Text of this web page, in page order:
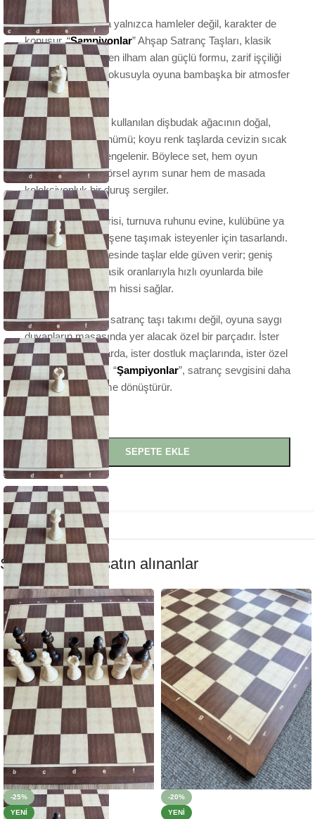
Satranç tahtasında yalnızca hamleler değil, karakter de
konuşur. “Şampiyonlar” Ahşap Satranç Taşları, klasik
Staunton çizgisinden ilham alan güçlü formu, zarif işçiliği
ve seçkin ahşap dokusuyla oyuna bambaşka bir atmosfer
kazandırır.
Açık renk taşlarda kullanılan dişbudak ağacının doğal,
sade ve zarif görünümü; koyu renk taşlarda cevizin sıcak
ve tok tonlarıyla dengelenir. Böylece set, hem oyun
sırasında net bir görsel ayrım sunar hem de masada
koleksiyonluk bir duruş sergiler.
“Şampiyonlar” serisi, turnuva ruhunu evine, kulübüne ya
da özel satranç köşene taşımak isteyenler için tasarlandı.
Dengeli formu sayesinde taşlar elde güven verir; geniş
taban yapısı ve klasik oranlarıyla hızlı oyunlarda bile
konforlu bir kullanım hissi sağlar.
Bu set; sadece bir satranç taşı takımı değil, oyuna saygı
duyanların masasında yer alacak özel bir parçadır. İster
keyifli antrenmanlarda, ister dostluk maçlarında, ister özel
bir hediye olarak… “Şampiyonlar”, satranç sevgisini daha
prestijli bir deneyime dönüştürür.
Stokta
SEPETE EKLE
Paylaş:
Sıklıkla birlikte satın alınanlar
-25%
YENI
-20%
YENI